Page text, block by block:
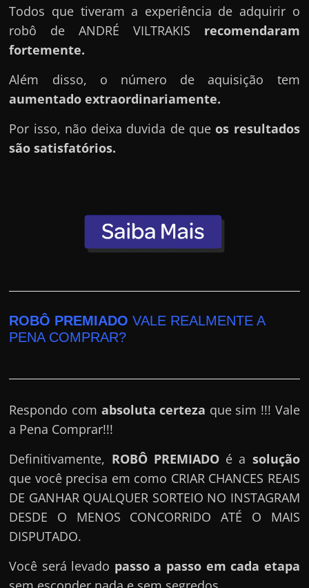
?
J
á
e
n
s
o
r
d
n
e
i
r
o
n
a
i
t
Todos que tiveram a experiência de adquirir o
robô de ANDRÉ VILTRAKIS recomendaram
fortemente.
Além disso, o número de aquisição tem
aumentado extraordinariamente.
Por isso, não deixa duvida de queos resultados
são satisfatórios.
ROBÔ PREMIADO VALE REALMENTE A
PENA COMPRAR?
Respondo com absoluta certeza que sim !!! Vale
a Pena Comprar!!!
Definitivamente, ROBÔ PREMIADOé a solução
que você precisa em como CRIAR CHANCES REAIS
DE GANHAR QUALQUER SORTEIO NO INSTAGRAM
DESDE O MENOS CONCORRIDO ATÉ O MAIS
DISPUTADO.
Você será levado passo a passo em cada etapa